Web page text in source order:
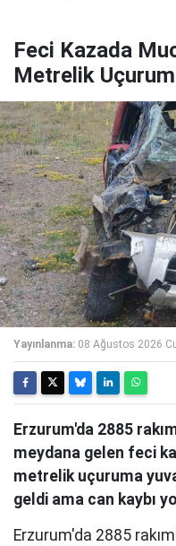
Feci Kazada
Metrelik
Yayınlanma: 08 Ağustos 2026
Erzurum'da 2885
meydana gelen feci
metrelik uçuruma
geldi ama can kaybı
Erzurum'da 2885